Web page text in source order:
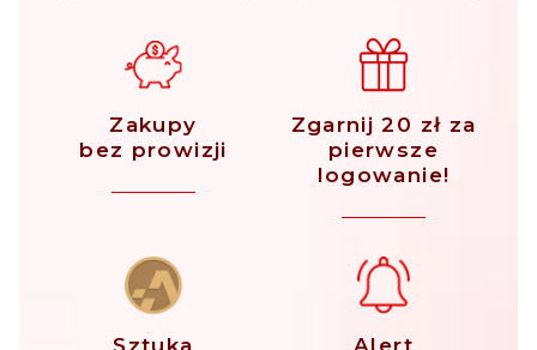
Zakupy
bez prowizji
Zgarnij 20 zł za
pierwsze
logowanie!